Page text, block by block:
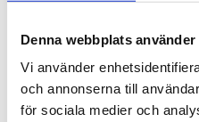
Denna webbplats
Vi använder
och annonserna till
för sociala medier och